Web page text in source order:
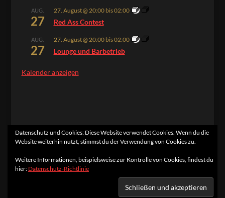
AUG.
27
27. August @ 20:00bis02:00
Red Ass Contest
AUG.
27
27. August @ 20:00bis02:00
Lounge und Barbetrieb
Kalender anzeigen
| Powered by
Datenschutz und Cookies: Diese Website verwendet Cookies. Wenn du die
Website weiterhin nutzt, stimmst du der Verwendung von Cookies zu.
Weitere Informationen, beispielsweise zur Kontrolle von Cookies, findest du
hier: Datenschutz-Richtlinie